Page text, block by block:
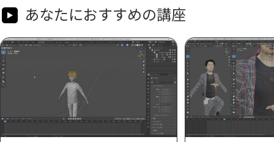
あなたにおすすめの講座